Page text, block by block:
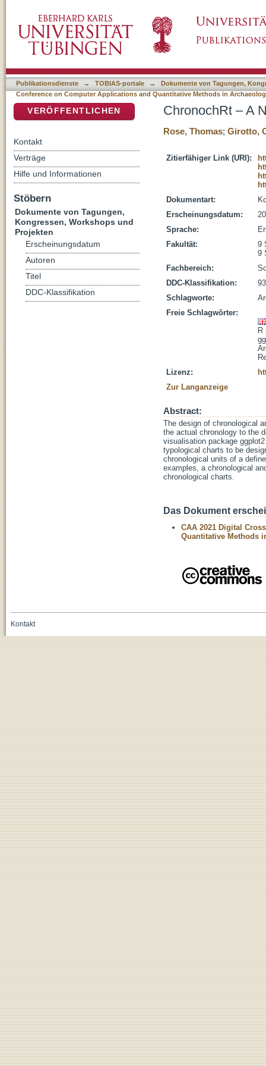
Publikationsdienste → TOBIAS-portale →
Dokumente von Tagungen,
Conference on Computer Applications and Quantitative Methods in
ChronochRt – A
Rose, Thomas; Girotto,
Zitierfähiger Link (URI):
Dokumentart:
Erscheinungsdatum:
Sprache:
Fakultät:
9
9
Fachbereich:
DDC-Klassifikation:
Schlagworte:
Freie Schlagwörter:
R
Lizenz:
Zur Langanzeige
Abstract:
The design of chronological
the actual chronology to the
visualisation package
typological charts to be
chronological units of a
examples, a chronological
chronological charts.
Das Dokument
CAA 2021 Digital
Quantitative Methods
VERÖFFENTLICHEN
Kontakt
Verträge
Hilfe und Informationen
Stöbern
Dokumente von Tagungen,
Kongressen, Workshops und
Projekten
Erscheinungsdatum
Autoren
Titel
DDC-Klassifikation
Kontakt